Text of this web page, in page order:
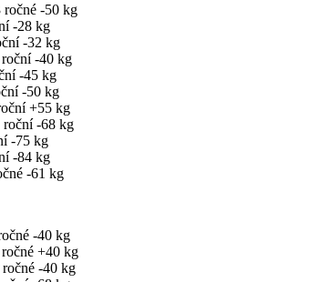
-50 kg
-28 kg
-32 kg
-40 kg
-45 kg
-50 kg
+55 kg
-68 kg
-75 kg
-84 kg
-61 kg
-40 kg
+40 kg
-40 kg